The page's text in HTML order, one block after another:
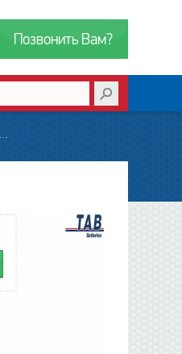
Позвонить Вам?